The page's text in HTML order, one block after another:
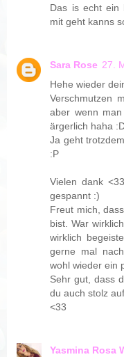
Das is echt ein
mit geht kanns
Sara Rose 27.
Hehe wieder
Verschmutzen
aber wenn
ärgerlich haha
Ja geht
:P
Vielen dank
gespannt :)
Freut mich,
bist. War
wirklich
gerne mal
wohl wieder ein
Sehr gut, dass
du auch stolz
<33
Yasmina Rosa